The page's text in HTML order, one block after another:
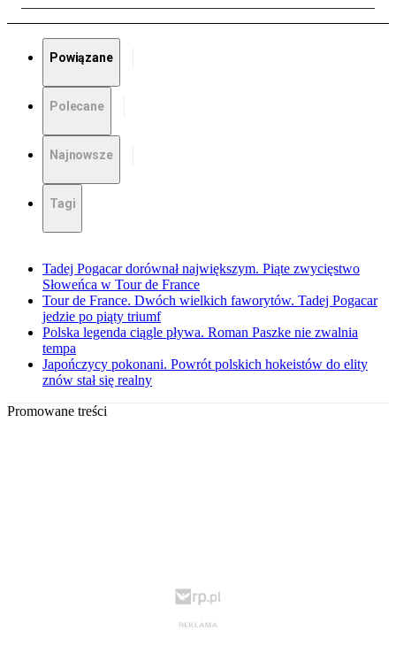
Powiązane
Polecane
Najnowsze
Tagi
Tadej Pogacar dorównał największym. Piąte zwycięstwo
Słoweńca w Tour de France
Tour de France. Dwóch wielkich faworytów. Tadej Pogacar
jedzie po piąty triumf
Polska legenda ciągle pływa. Roman Paszke nie zwalnia
tempa
Japończycy pokonani. Powrót polskich hokeistów do elity
znów stał się realny
Promowane treści